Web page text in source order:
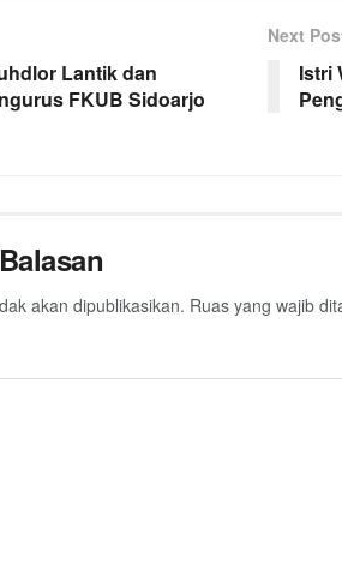
Lantik dan
FKUB Sidoarjo
Next
Istri
akan dipublikasikan. Ruas yang wajib